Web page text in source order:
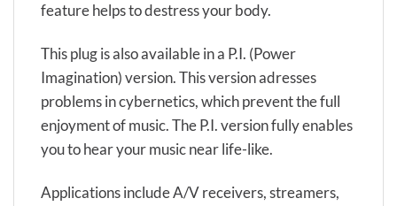
feature helps to destress your body.
This plug is also available in a P.I. (Power
Imagination) version. This version adresses
problems in cybernetics, which prevent the full
enjoyment of music. The P.I. version fully enables
you to hear your music near life-like.
Applications include A/V receivers, streamers,